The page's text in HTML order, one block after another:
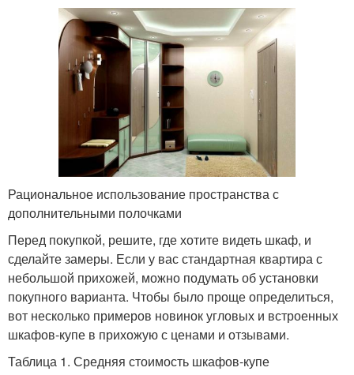
Рациональное использование пространства с
дополнительными полочками
Перед покупкой, решите, где хотите видеть шкаф, и
сделайте замеры. Если у вас стандартная квартира с
небольшой прихожей, можно подумать об установки
покупного варианта. Чтобы было проще определиться,
вот несколько примеров новинок угловых и встроенных
шкафов-купе в прихожую с ценами и отзывами.
Таблица 1. Средняя стоимость шкафов-купе